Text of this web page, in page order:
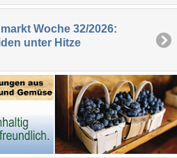
Woche 32/2026:
unter Hitze